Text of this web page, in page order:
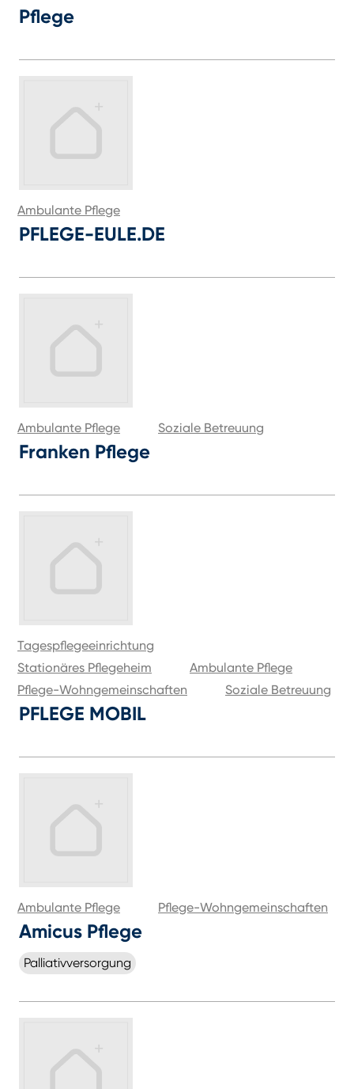
Pflege
Ambulante Pflege
PFLEGE-EULE.DE
Ambulante Pflege Soziale Betreuung
Franken Pflege
Tagespflegeeinrichtung
Stationäres Pflegeheim
Ambulante Pflege
Pflege-Wohngemeinschaften
Soziale Betreuung
PFLEGE MOBIL
Ambulante Pflege Pflege-Wohngemeinschaften
Amicus Pflege
Palliativversorgung